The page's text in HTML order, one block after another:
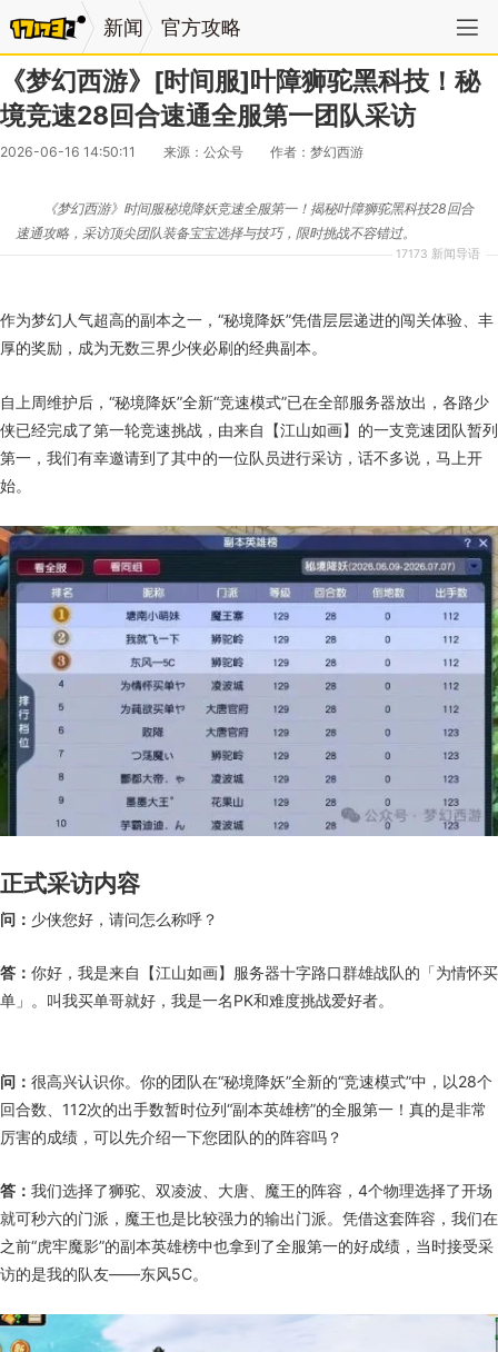
新闻 官方攻略
《梦幻西游》[时间服]叶障狮驼黑科技！秘
境竞速28回合速通全服第一团队采访
2026-06-16 14:50:11 来源：公众号 作者：梦幻西游
17173 新闻导语
《梦幻西游》时间服秘境降妖竞速全服第一！揭秘叶障狮驼黑科技28回合
速通攻略，采访顶尖团队装备宝宝选择与技巧，限时挑战不容错过。
作为梦幻人气超高的副本之一，“秘境降妖”凭借层层递进的闯关体验、丰
厚的奖励，成为无数三界少侠必刷的经典副本。
自上周维护后，“秘境降妖”全新“竞速模式”已在全部服务器放出，各路少
侠已经完成了第一轮竞速挑战，由来自【江山如画】的一支竞速团队暂列
第一，我们有幸邀请到了其中的一位队员进行采访，话不多说，马上开
始。
正式采访内容
问： 少侠您好，请问怎么称呼？
答： 你好，我是来自【江山如画】服务器十字路口群雄战队的「为情怀买
单」。叫我买单哥就好，我是一名PK和难度挑战爱好者。
问： 很高兴认识你。你的团队在“秘境降妖”全新的“竞速模式”中，以28个
回合数、112次的出手数暂时位列“副本英雄榜”的全服第一！真的是非常
厉害的成绩，可以先介绍一下您团队的的阵容吗？
答： 我们选择了狮驼、双凌波、大唐、魔王的阵容，4个物理选择了开场
就可秒六的门派，魔王也是比较强力的输出门派。凭借这套阵容，我们在
之前“虎牢魔影”的副本英雄榜中也拿到了全服第一的好成绩，当时接受采
访的是我的队友——东风5C。